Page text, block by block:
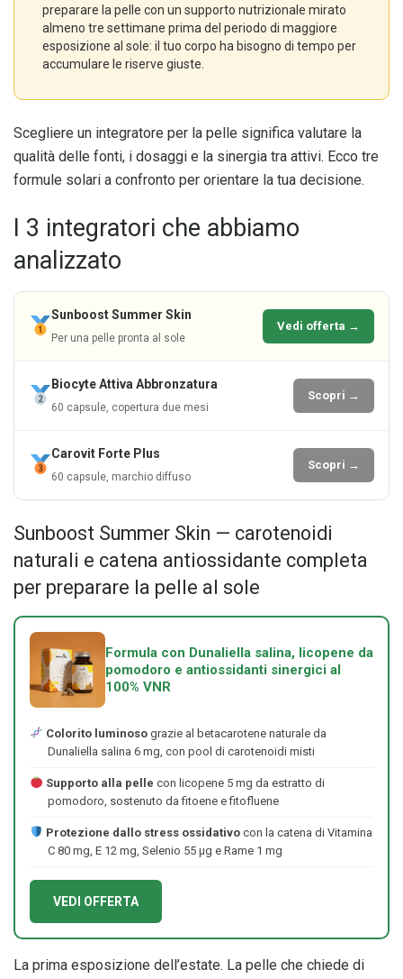
preparare la pelle con un supporto nutrizionale mirato
almeno tre settimane prima del periodo di maggiore
esposizione al sole: il tuo corpo ha bisogno di tempo per
accumulare le riserve giuste.
Scegliere un integratore per la pelle significa valutare la
qualità delle fonti, i dosaggi e la sinergia tra attivi. Ecco tre
formule solari a confronto per orientare la tua decisione.
I 3 integratori che abbiamo
analizzato
Sunboost Summer Skin
Per una pelle pronta al sole
Vedi offerta →
Biocyte Attiva Abbronzatura
60 capsule, copertura due mesi
Scopri →
Carovit Forte Plus
60 capsule, marchio diffuso
Scopri →
Sunboost Summer Skin — carotenoidi
naturali e catena antiossidante completa
per preparare la pelle al sole
Formula con Dunaliella salina, licopene da
pomodoro e antiossidanti sinergici al
100% VNR
Colorito luminosograzie al betacarotene naturale da
Dunaliella salina 6 mg, con pool di carotenoidi misti
Supporto alla pelle con licopene 5 mg da estratto di
pomodoro, sostenuto da fitoene e fitofluene
Protezione dallo stress ossidativocon la catena di Vitamina
C 80 mg, E 12 mg, Selenio 55 μg e Rame 1 mg
VEDI OFFERTA
La prima esposizione dell’estate. La pelle che chiede di